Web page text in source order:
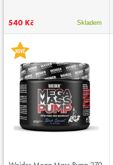
540 Kč Skladem